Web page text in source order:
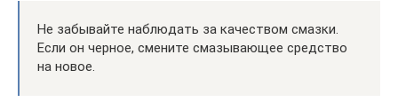
Не забывайте наблюдать за качеством смазки.
Если он черное, смените смазывающее средство
на новое.